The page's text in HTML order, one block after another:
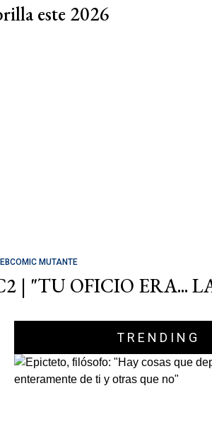
este 2026
MUTANTE
| "TU OFICIO ERA...
TRENDING